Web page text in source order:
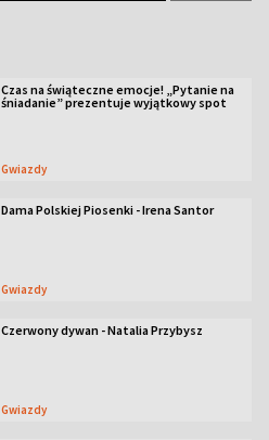
Czas na świąteczne emocje! „Pytanie na
śniadanie” prezentuje wyjątkowy spot
Gwiazdy
Dama Polskiej Piosenki - Irena Santor
Gwiazdy
Czerwony dywan - Natalia Przybysz
Gwiazdy